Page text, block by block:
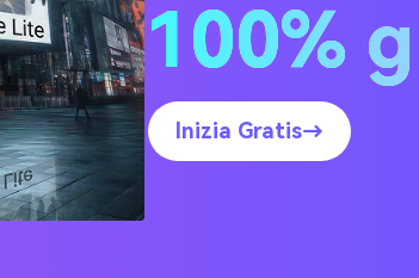
1 corsa tuta stile
un'immagine simile ↗
per poster di
100%
Inizia Gratis→